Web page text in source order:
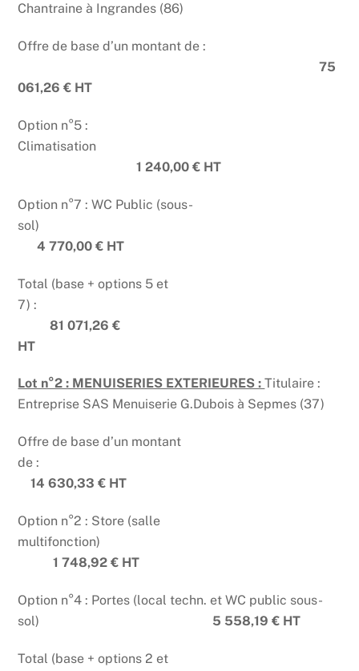
Chantraine à Ingrandes (86)
Offre de base d’un montant de :
75
061,26 € HT
Option n°5 :
Climatisation
1 240,00 € HT
Option n°7 : WC Public (sous-
sol)
4 770,00 € HT
Total (base + options 5 et
7) :
81 071,26 €
HT
Lot n°2 : MENUISERIES EXTERIEURES :Titulaire :
Entreprise SAS Menuiserie G.Dubois à Sepmes (37)
Offre de base d’un montant
de :
14 630,33 € HT
Option n°2 : Store (salle
multifonction)
1 748,92 € HT
Option n°4 : Portes (local techn. et WC public sous-
sol) 5 558,19 € HT
Total (base + options 2 et